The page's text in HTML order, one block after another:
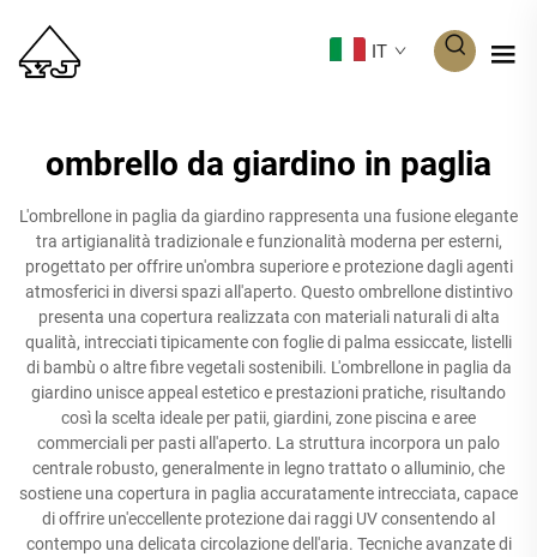
IT
ombrello da giardino in paglia
L'ombrellone in paglia da giardino rappresenta una fusione elegante
tra artigianalità tradizionale e funzionalità moderna per esterni,
progettato per offrire un'ombra superiore e protezione dagli agenti
atmosferici in diversi spazi all'aperto. Questo ombrellone distintivo
presenta una copertura realizzata con materiali naturali di alta
qualità, intrecciati tipicamente con foglie di palma essiccate, listelli
di bambù o altre fibre vegetali sostenibili. L'ombrellone in paglia da
giardino unisce appeal estetico e prestazioni pratiche, risultando
così la scelta ideale per patii, giardini, zone piscina e aree
commerciali per pasti all'aperto. La struttura incorpora un palo
centrale robusto, generalmente in legno trattato o alluminio, che
sostiene una copertura in paglia accuratamente intrecciata, capace
di offrire un'eccellente protezione dai raggi UV consentendo al
contempo una delicata circolazione dell'aria. Tecniche avanzate di